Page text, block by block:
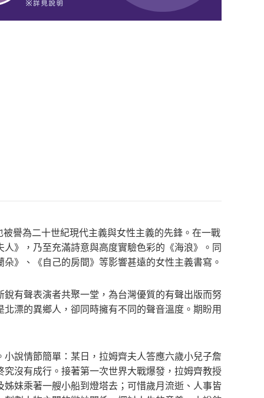
譽為二十世紀現代主義與女性主義的先鋒。在一戰
》，乃至充滿詩意與高度實驗色彩的《海浪》。同
》、《自己的房間》等影響甚遠的女性主義書寫。
有聲表演者共聚一堂，為台灣優質的有聲出版而努
漂的異鄉人，卻同時擁有不同的聲音溫度。期盼用
說情節簡單：某日，拉姆齊夫人答應六歲小兒子詹
沒有成行。接著第一次世界大戰爆發，拉姆齊教授
妹乘著一艘小船到燈塔去；可惜歲月流逝、人事皆